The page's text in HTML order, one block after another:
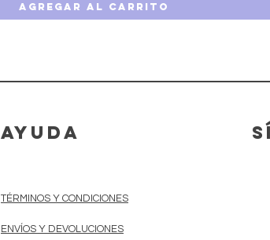
Agregar al carrito
AYUDA
TÉRMINOS Y CONDICIONES
ENVÍOS Y DEVOLUCIONES